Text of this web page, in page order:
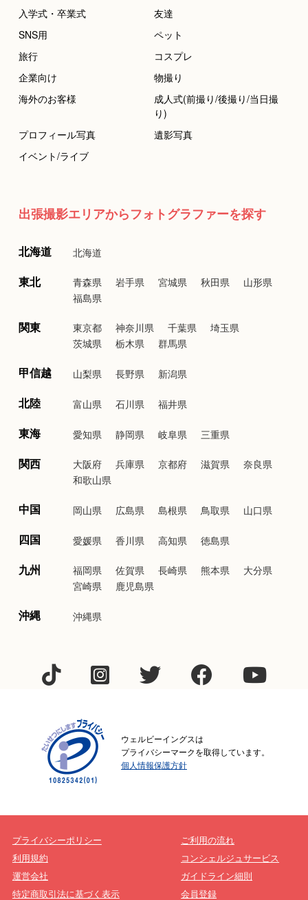
入学式・卒業式
友達
SNS用
ペット
旅行
コスプレ
企業向け
物撮り
海外のお客様
成人式(前撮り/後撮り/当日撮
り)
プロフィール写真
遺影写真
イベント/ライブ
出張撮影エリアからフォトグラファーを探す
北海道 北海道
東北 青森県 岩手県 宮城県 秋田県
山形県
福島県
関東 東京都 神奈川県 千葉県
埼玉県
茨城県
栃木県 群馬県
甲信越 山梨県 長野県 新潟県
北陸 富山県 石川県 福井県
東海 愛知県 静岡県 岐阜県 三重県
関西 大阪府 兵庫県 京都府 滋賀県
奈良県
和歌山県
中国 岡山県 広島県 島根県 鳥取県 山口県
四国 愛媛県 香川県 高知県 徳島県
九州 福岡県 佐賀県 長崎県 熊本県
大分県
宮崎県
鹿児島県
沖縄 沖縄県
ウェルビーイングスは
プライバシーマークを取得しています。
個人情報保護方針
プライバシーポリシー
利用規約
運営会社
特定商取引法に基づく表示
ご利用の流れ
コンシェルジュサービス
ガイドライン細則
会員登録